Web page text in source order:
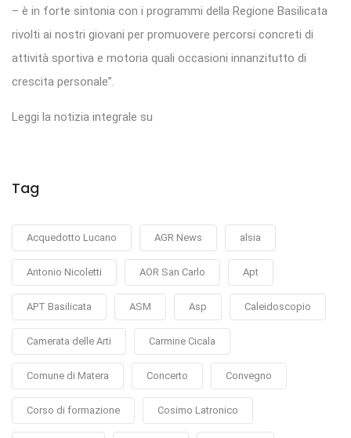
– è in forte sintonia con i programmi della Regione Basilicata
rivolti ai nostri giovani per promuovere percorsi concreti di
attività sportiva e motoria quali occasioni innanzitutto di
crescita personale”.
Leggi la notizia integrale su
Tag
Acquedotto Lucano AGR News alsia
Antonio Nicoletti AOR San Carlo Apt
APT Basilicata ASM Asp Caleidoscopio
Camerata delle Arti Carmine Cicala
Comune di Matera Concerto Convegno
Corso di formazione Cosimo Latronico